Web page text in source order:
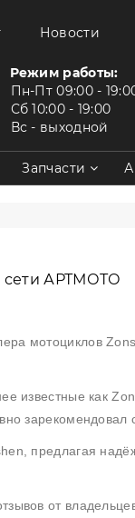
Новости
Режим работы:
Пн-Пт 09:00 -
Сб 10:00 - 19:00
Вс - выходной
Запчасти
сети АРТМОТО
мотоциклов
известные как
зарекомендовал
предлагая
от